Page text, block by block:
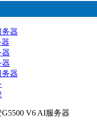
务器
器
器
务器